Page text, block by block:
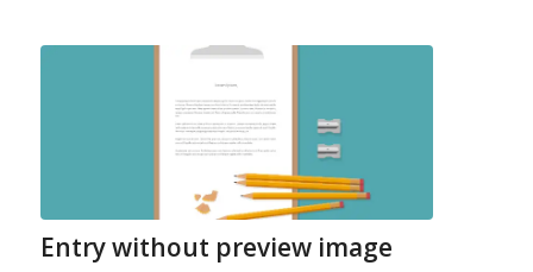
Entry without preview image